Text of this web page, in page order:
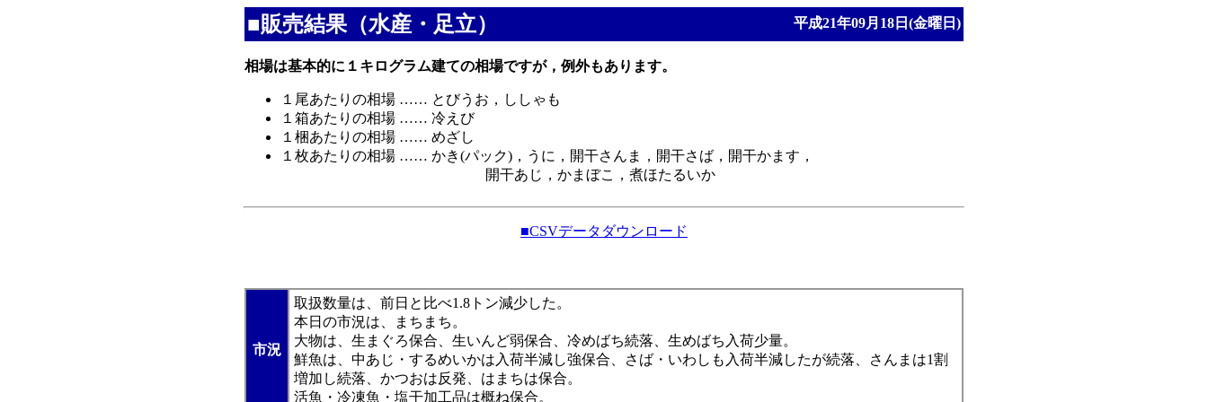
■販売結果（水産・足立） 平成21年09月18日(金曜日)
相場は基本的に１キログラム建ての相場ですが，例外もあります。
１尾あたりの相場 …… とびうお，ししゃも
１箱あたりの相場 …… 冷えび
１梱あたりの相場 …… めざし
１枚あたりの相場 …… かき(パック)，うに，開干さんま，開干さば，開干かます，
開干あじ，かまぼこ，煮ほたるいか
■CSVデータダウンロード
市況
取扱数量は、前日と比べ1.8トン減少した。
本日の市況は、まちまち。
大物は、生まぐろ保合、生いんど弱保合、冷めばち続落、生めばち入荷少量。
鮮魚は、中あじ・するめいかは入荷半減し強保合、さば・いわしも入荷半減したが続落、さんまは1割
増加し続落、かつおは反発、はまちは保合。
活魚・冷凍魚・塩干加工品は概ね保合。